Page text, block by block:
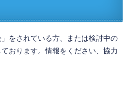
をされている方、または検討中の
おります。情報をください、協力